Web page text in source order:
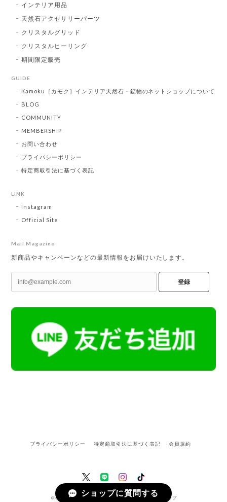
インテリア用品
天然石アクセサリーパーツ
クリスタルグリッド
クリスタルヒーリング
期間限定販売
GUIDE
Kamoku［カモク］インテリア天然石・鉱物のネットショップについて
BLOG
COMMUNITY
MEMBERSHIP
お問い合わせ
プライバシーポリシー
特定商取引法に基づく表記
LINK
Instagram
Official Site
Mail Magazine
新商品やキャンペーンなどの最新情報をお届けいたします。
登録
プライバシーポリシー 特定商取引法に基づく表記 会員規約
©Kamoku［カモク］インテリア天然石・鉱物のネットショップ
ショップに質問する